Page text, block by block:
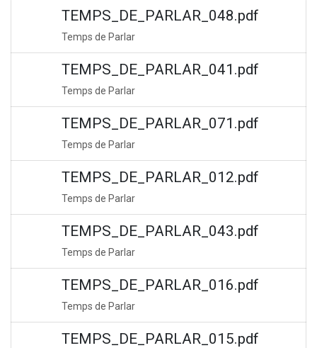
TEMPS_DE_PARLAR_048.pdf
Temps de Parlar
TEMPS_DE_PARLAR_041.pdf
Temps de Parlar
TEMPS_DE_PARLAR_071.pdf
Temps de Parlar
TEMPS_DE_PARLAR_012.pdf
Temps de Parlar
TEMPS_DE_PARLAR_043.pdf
Temps de Parlar
TEMPS_DE_PARLAR_016.pdf
Temps de Parlar
TEMPS_DE_PARLAR_015.pdf